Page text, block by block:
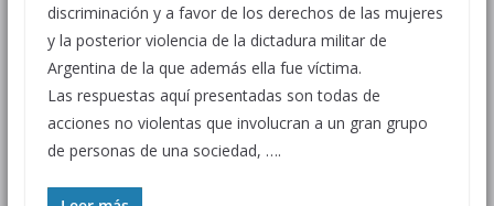
discriminación y a favor de los derechos de las mujeres
y la posterior violencia de la dictadura militar de
Argentina de la que además ella fue víctima.
Las respuestas aquí presentadas son todas de
acciones no violentas que involucran a un gran grupo
de personas de una sociedad, ….